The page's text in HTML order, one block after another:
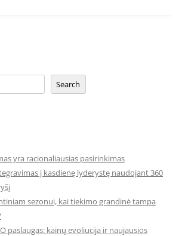
Search
yra racionaliausias pasirinkimas
į kasdienę lyderystę naudojant 360
sezonui, kai tiekimo grandinė tampa
paslaugas: kainų evoliucija ir naujausios